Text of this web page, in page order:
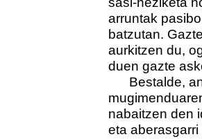
arruntak
batzutan.
aurkitzen du,
duen gazte
Bestalde,
nabaitzen den
eta